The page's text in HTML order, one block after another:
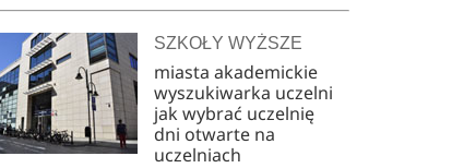
SZKOŁY WYŻSZE
miasta akademickie
wyszukiwarka uczelni
jak wybrać uczelnię
dni otwarte na
uczelniach